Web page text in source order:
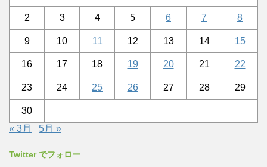
2 3 4 5 6 7 8
9 10 11 12 13 14 15
16 17 18 19 20 21 22
23 24 25 26 27 28 29
30
« 3月
5月 »
Twitter でフォロー